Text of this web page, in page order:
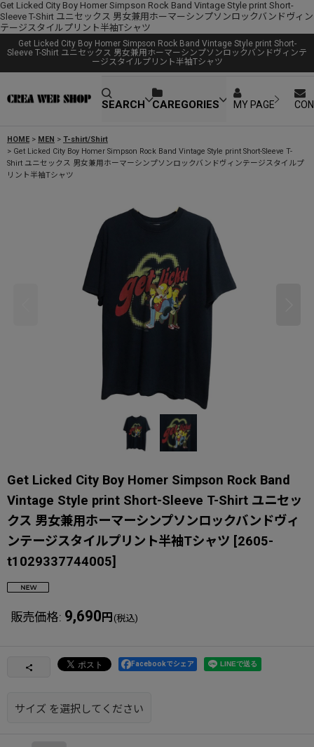
Get Licked City Boy Homer Simpson Rock Band Vintage Style print Short-
Sleeve T-Shirt ユニセックス 男女兼用ホーマーシンプソンロックバンドヴィン
テージスタイルプリント半袖Tシャツ
Get Licked City Boy Homer Simpson Rock Band Vintage Style print Short-
Sleeve T-Shirt ユニセックス 男女兼用ホーマーシンプソンロックバンドヴィンテ
ージスタイルプリント半袖Tシャツ
SEARCH CAREGORIES MY PAGE
HOME > MEN > T-shirt/Shirt
> Get Licked City Boy Homer Simpson Rock Band Vintage Style print Short-Sleeve T-
Shirt ユニセックス 男女兼用ホーマーシンプソンロックバンドヴィンテージスタイルプ
リント半袖Tシャツ
Get Licked City Boy Homer Simpson Rock Band
Vintage Style print Short-Sleeve T-Shirt ユニセッ
クス 男女兼用ホーマーシンプソンロックバンドヴィ
ンテージスタイルプリント半袖Tシャツ [2605-
t1029337744005]
販売価格: 9,690 円 (税込)
Facebookでシェア
サイズ を選択してください